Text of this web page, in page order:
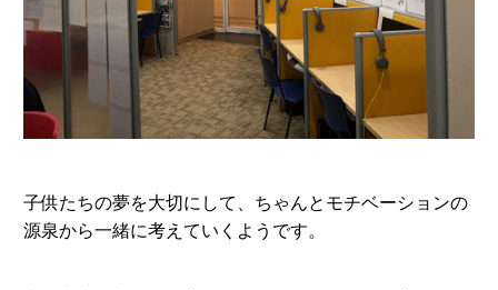
子供たちの夢を大切にして、ちゃんとモチベーションの
源泉から一緒に考えていくようです。